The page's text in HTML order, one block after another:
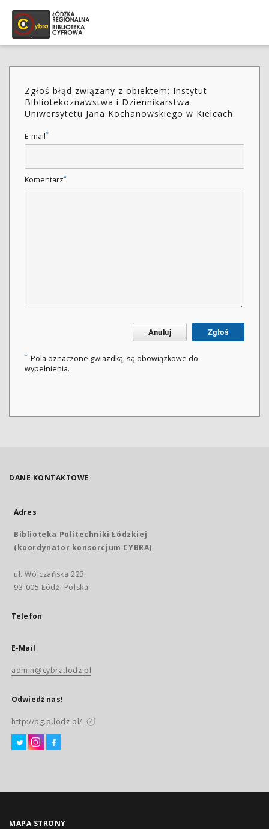
Zgłoś błąd związany z obiektem: Instytut
Bibliotekoznawstwa i Dziennikarstwa
Uniwersytetu Jana Kochanowskiego w Kielcach
E-mail*
Komentarz*
Anuluj Zgłoś
* Pola oznaczone gwiazdką, są obowiązkowe do
wypełnienia.
DANE KONTAKTOWE
Adres
Biblioteka Politechniki Łódzkiej
(koordynator konsorcjum CYBRA)
ul. Wólczańska 223
93-005 Łódź, Polska
Telefon
E-Mail
admin@cybra.lodz.pl
Odwiedź nas!
http://bg.p.lodz.pl/
MAPA STRONY